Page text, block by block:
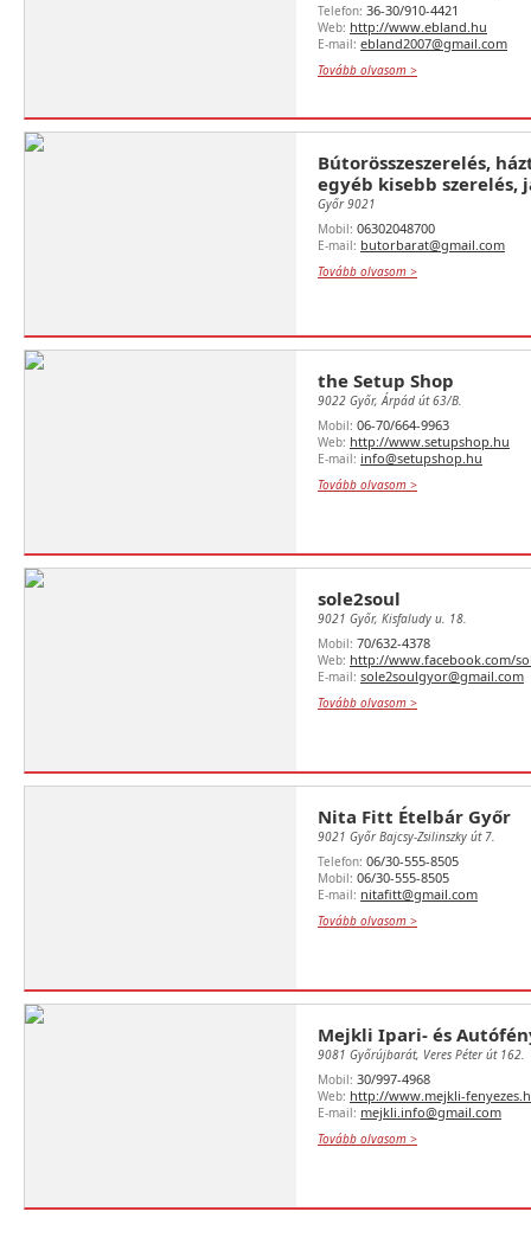
Telefon: 36-30/910-4421
Web: http://www.ebland.hu
E-mail: ebland2007@gmail.com
Tovább olvasom >
Bútorösszeszerelés,
egyéb kisebb szerelés,
Győr 9021
Mobil: 06302048700
E-mail: butorbarat@gmail.com
Tovább olvasom >
the Setup Shop
9022 Győr, Árpád út 63/B.
Mobil: 06-70/664-9963
Web: http://www.setupshop.hu
E-mail: info@setupshop.hu
Tovább olvasom >
sole2soul
9021 Győr, Kisfaludy u. 18.
Mobil: 70/632-4378
Web: http://www.facebook.com/
E-mail: sole2soulgyor@gmail.com
Tovább olvasom >
Nita Fitt Ételbár Győr
9021 Győr Bajcsy-Zsilinszky út 7.
Telefon: 06/30-555-8505
Mobil: 06/30-555-8505
E-mail: nitafitt@gmail.com
Tovább olvasom >
Mejkli Ipari- és
9081 Győrújbarát, Veres Péter út 162.
Mobil: 30/997-4968
Web: http://www.mejkli-
E-mail: mejkli.info@gmail.com
Tovább olvasom >